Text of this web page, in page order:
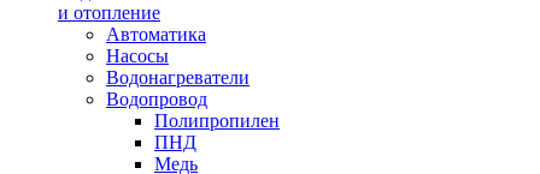
и отопление
Автоматика
Насосы
Водонагреватели
Водопровод
Полипропилен
ПНД
Медь